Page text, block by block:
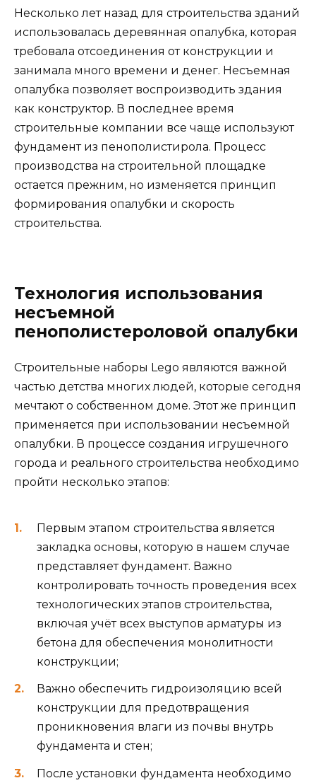
Несколько лет назад для строительства зданий
использовалась деревянная опалубка, которая
требовала отсоединения от конструкции и
занимала много времени и денег. Несъемная
опалубка позволяет воспроизводить здания
как конструктор. В последнее время
строительные компании все чаще используют
фундамент из пенополистирола. Процесс
производства на строительной площадке
остается прежним, но изменяется принцип
формирования опалубки и скорость
строительства.
Технология использования
несъемной
пенополистероловой опалубки
Строительные наборы Lego являются важной
частью детства многих людей, которые сегодня
мечтают о собственном доме. Этот же принцип
применяется при использовании несъемной
опалубки. В процессе создания игрушечного
города и реального строительства необходимо
пройти несколько этапов:
Первым этапом строительства является
закладка основы, которую в нашем случае
представляет фундамент. Важно
контролировать точность проведения всех
технологических этапов строительства,
включая учёт всех выступов арматуры из
бетона для обеспечения монолитности
конструкции;
Важно обеспечить гидроизоляцию всей
конструкции для предотвращения
проникновения влаги из почвы внутрь
фундамента и стен;
После установки фундамента необходимо